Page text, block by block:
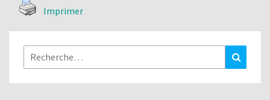
Imprimer
Rechercher :